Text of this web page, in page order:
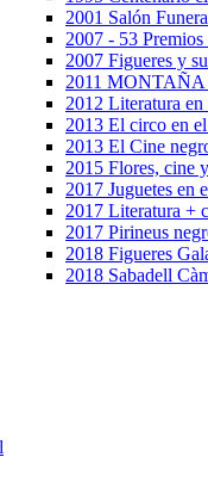
2001 Salón
2007 - 53 Premios
2007 Figueres y
2011 MONTAÑA
2012 Literatura en
2013 El circo en
2013 El Cine
2015 Flores, cine
2017 Juguetes en
2017 Literatura +
2017 Pirineus
2018 Figueres
2018 Sabadell